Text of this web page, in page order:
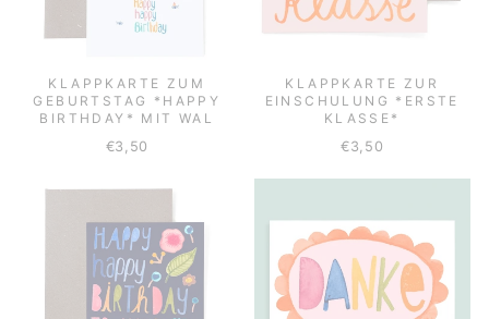
KLAPPKARTE ZUM
GEBURTSTAG *HAPPY
BIRTHDAY* MIT WAL
€3,50
KLAPPKARTE ZUR
EINSCHULUNG *ERSTE
KLASSE*
€3,50